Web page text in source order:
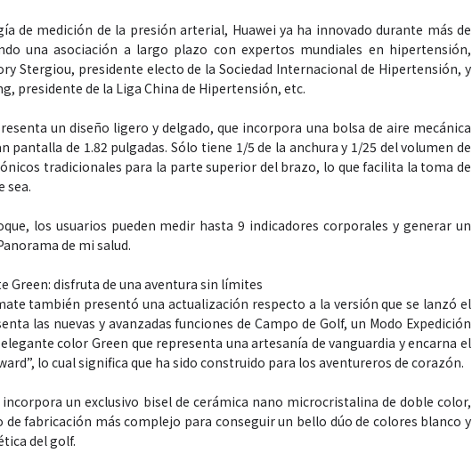
de medición de la presión arterial, Huawei ya ha innovado durante más de
una asociación a largo plazo con expertos mundiales en hipertensión,
Stergiou, presidente electo de la Sociedad Internacional de Hipertensión, y
presidente de la Liga China de Hipertensión, etc.
un diseño ligero y delgado, que incorpora una bolsa de aire mecánica
pantalla de 1.82 pulgadas. Sólo tiene 1/5 de la anchura y 1/25 del volumen de
tradicionales para la parte superior del brazo, lo que facilita la toma de
sea.
los usuarios pueden medir hasta 9 indicadores corporales y generar un
de mi salud.
Green: disfruta de una aventura sin límites
también presentó una actualización respecto a la versión que se lanzó el
las nuevas y avanzadas funciones de Campo de Golf, un Modo Expedición
color Green que representa una artesanía de vanguardia y encarna el
lo cual significa que ha sido construido para los aventureros de corazón.
incorpora un exclusivo bisel de cerámica nano microcristalina de doble color,
de fabricación más complejo para conseguir un bello dúo de colores blanco y
del golf.
Salud
Salud